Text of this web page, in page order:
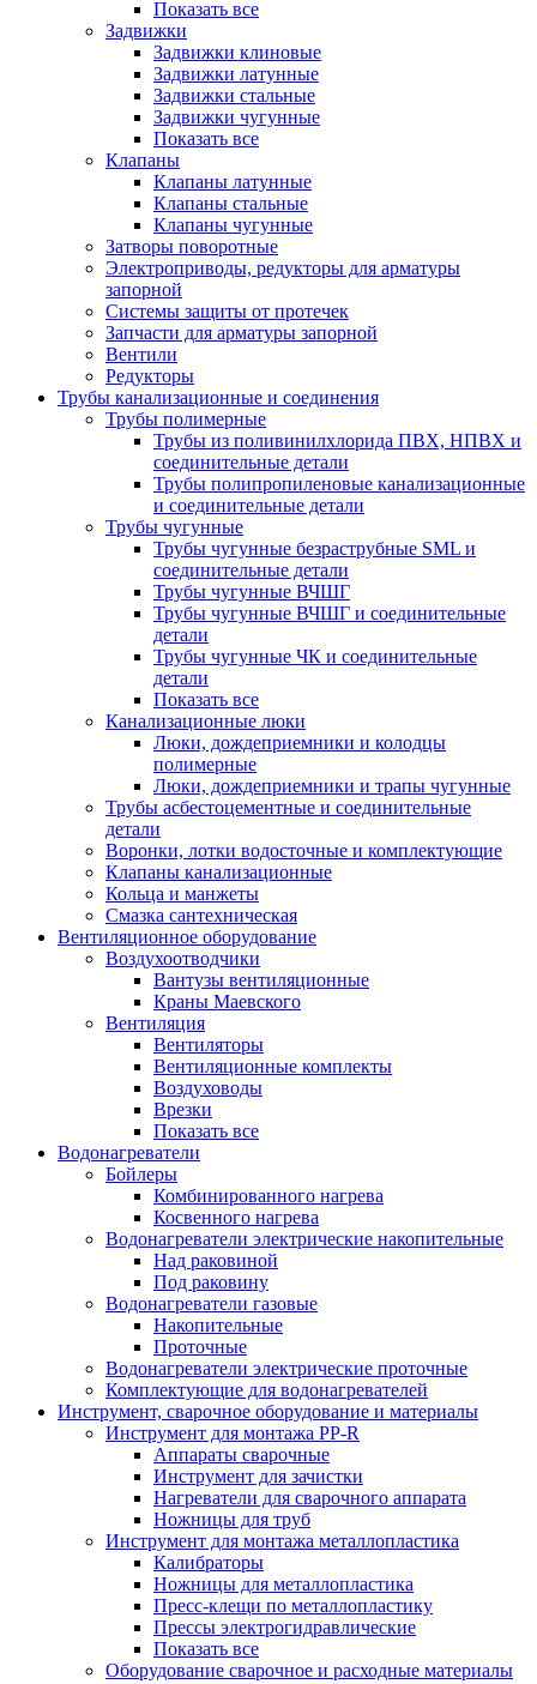
Показать все
Задвижки
Задвижки клиновые
Задвижки латунные
Задвижки стальные
Задвижки чугунные
Показать все
Клапаны
Клапаны латунные
Клапаны стальные
Клапаны чугунные
Затворы поворотные
Электроприводы, редукторы для арматуры
запорной
Системы защиты от протечек
Запчасти для арматуры запорной
Вентили
Редукторы
Трубы канализационные и соединения
Трубы полимерные
Трубы из поливинилхлорида ПВХ, НПВХ и
соединительные детали
Трубы полипропиленовые канализационные
и соединительные детали
Трубы чугунные
Трубы чугунные безраструбные SML и
соединительные детали
Трубы чугунные ВЧШГ
Трубы чугунные ВЧШГ и соединительные
детали
Трубы чугунные ЧК и соединительные
детали
Показать все
Канализационные люки
Люки, дождеприемники и колодцы
полимерные
Люки, дождеприемники и трапы чугунные
Трубы асбестоцементные и соединительные
детали
Воронки, лотки водосточные и комплектующие
Клапаны канализационные
Кольца и манжеты
Смазка сантехническая
Вентиляционное оборудование
Воздухоотводчики
Вантузы вентиляционные
Краны Маевского
Вентиляция
Вентиляторы
Вентиляционные комплекты
Воздуховоды
Врезки
Показать все
Водонагреватели
Бойлеры
Комбинированного нагрева
Косвенного нагрева
Водонагреватели электрические накопительные
Над раковиной
Под раковину
Водонагреватели газовые
Накопительные
Проточные
Водонагреватели электрические проточные
Комплектующие для водонагревателей
Инструмент, сварочное оборудование и материалы
Инструмент для монтажа PP-R
Аппараты сварочные
Инструмент для зачистки
Нагреватели для сварочного аппарата
Ножницы для труб
Инструмент для монтажа металлопластика
Калибраторы
Ножницы для металлопластика
Пресс-клещи по металлопластику
Прессы электрогидравлические
Показать все
Оборудование сварочное и расходные материалы